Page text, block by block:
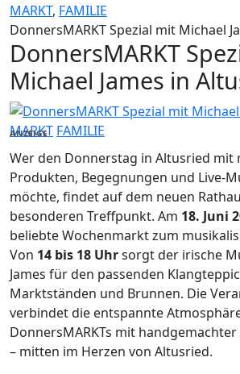
MARKT, FAMILIE
DonnersMARKT Spezial mit Michael
DonnersMARKT
Michael James in
MARKT FAMILIE
ANZEIGE
Wer den Donnerstag in Altusried mit
Produkten, Begegnungen und Live-
möchte, findet auf dem neuen
besonderen Treffpunkt. Am 18. Juni
beliebte Wochenmarkt zum
Von 14 bis 18 Uhrsorgt der irische
James für den passenden
Marktständen und Brunnen. Die
verbindet die entspannte
DonnersMARKTs mit
– mitten im Herzen von Altusried.